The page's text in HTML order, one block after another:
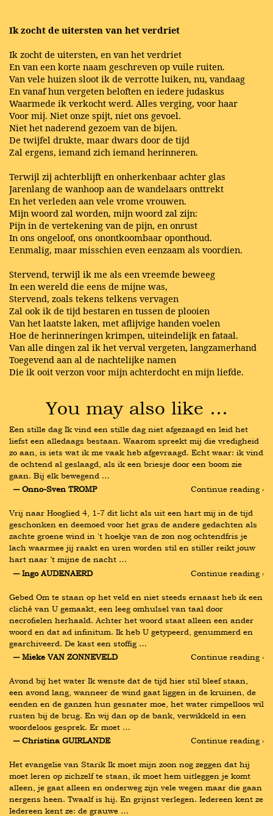
Ik zocht de uitersten van het verdriet
Ik zocht de uitersten, en van het verdriet
En van een korte naam geschreven op vuile ruiten.
Van vele huizen sloot ik de verrotte luiken, nu, vandaag
En vanaf hun vergeten beloften en iedere judaskus
Waarmede ik verkocht werd. Alles verging, voor haar
Voor mij. Niet onze spijt, niet ons gevoel.
Niet het naderend gezoem van de bijen.
De twijfel drukte, maar dwars door de tijd
Zal ergens, iemand zich iemand herinneren.
Terwijl zij achterblijft en onherkenbaar achter glas
Jarenlang de wanhoop aan de wandelaars onttrekt
En het verleden aan vele vrome vrouwen.
Mijn woord zal worden, mijn woord zal zijn:
Pijn in de vertekening van de pijn, en onrust
In ons ongeloof, ons onontkoombaar oponthoud.
Eenmalig, maar misschien even eenzaam als voordien.
Stervend, terwijl ik me als een vreemde beweeg
In een wereld die eens de mijne was,
Stervend, zoals tekens telkens vervagen
Zal ook ik de tijd bestaren en tussen de plooien
Van het laatste laken, met aflijvige handen voelen
Hoe de herinneringen krimpen, uiteindelijk en fataal.
Van alle dingen zal ik het verval vergeten, langzamerhand
Toegevend aan al de nachtelijke namen
Die ik ooit verzon voor mijn achterdocht en mijn liefde.
You may also like …
Een stille dag Ik vind een stille dag niet afgezaagd en leid het
liefst een alledaags bestaan. Waarom spreekt mij die vredigheid
zo aan, is iets wat ik me vaak heb afgevraagd. Echt waar: ik vind
de ochtend al geslaagd, als ik een briesje door een boom zie
gaan. Bij elk bewegend …
― Onno-Sven TROMP
Continue reading ›
Vrij naar Hooglied 4, 1-7 dit licht als uit een hart mij in de tijd
geschonken en deemoed voor het gras de andere gedachten als
zachte groene wind in 't hoekje van de zon nog ochtendfris je
lach waarmee jij raakt en uren worden stil en stiller reikt jouw
hart naar ’t mijne de nacht …
― Ingo AUDENAERD
Continue reading ›
Gebed Om te staan op het veld en niet steeds ernaast heb ik een
cliché van U gemaakt, een leeg omhulsel van taal door
necrofielen herhaald. Achter het woord staat alleen een ander
woord en dat ad infinitum. Ik heb U getypeerd, genummerd en
gearchiveerd. De kast een stoffig …
― Mieke VAN ZONNEVELD
Continue reading ›
Avond bij het water Ik wenste dat de tijd hier stil bleef staan,
een avond lang, wanneer de wind gaat liggen in de kruinen, de
eenden en de ganzen hun gesnater moe, het water rimpelloos wil
rusten bij de brug. En wij dan op de bank, verwikkeld in een
woordeloos gesprek. Er moet …
― Christina GUIRLANDE
Continue reading ›
Het evangelie van Starik Ik moet mijn zoon nog zeggen dat hij
moet leren op zichzelf te staan, ik moet hem uitleggen je komt
alleen, je gaat alleen en onderweg zijn vele wegen maar die gaan
nergens heen. Twaalf is hij. En grijnst verlegen. Iedereen kent ze
Iedereen kent ze: de grauwe …